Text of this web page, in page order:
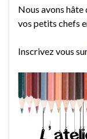
Nous avons
vos petits chefs
Inscrivez vous